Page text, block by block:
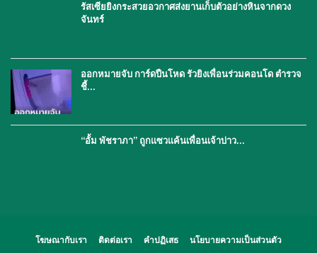
รัสเซียยิงกระสวยอวกาศส่งยานเก็บตัวอย่างหินจากดวง
จันทร์
ออกหมายจับ การ์ดปืนโหด รัวยิงเพื่อนร่วมคอนโด ตำรวจ
ชี้…
“อั้ม พัชราภา” ถูกแซวแค้นเพื่อนเจ้าบ่าว…
โฆษณากับเรา ติดต่อเรา คำปฏิเสธ นโยบายความเป็นส่วนตัว